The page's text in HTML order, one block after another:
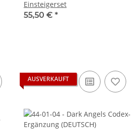
Einsteigerset
55,50 € *
AUSVERKAUFT